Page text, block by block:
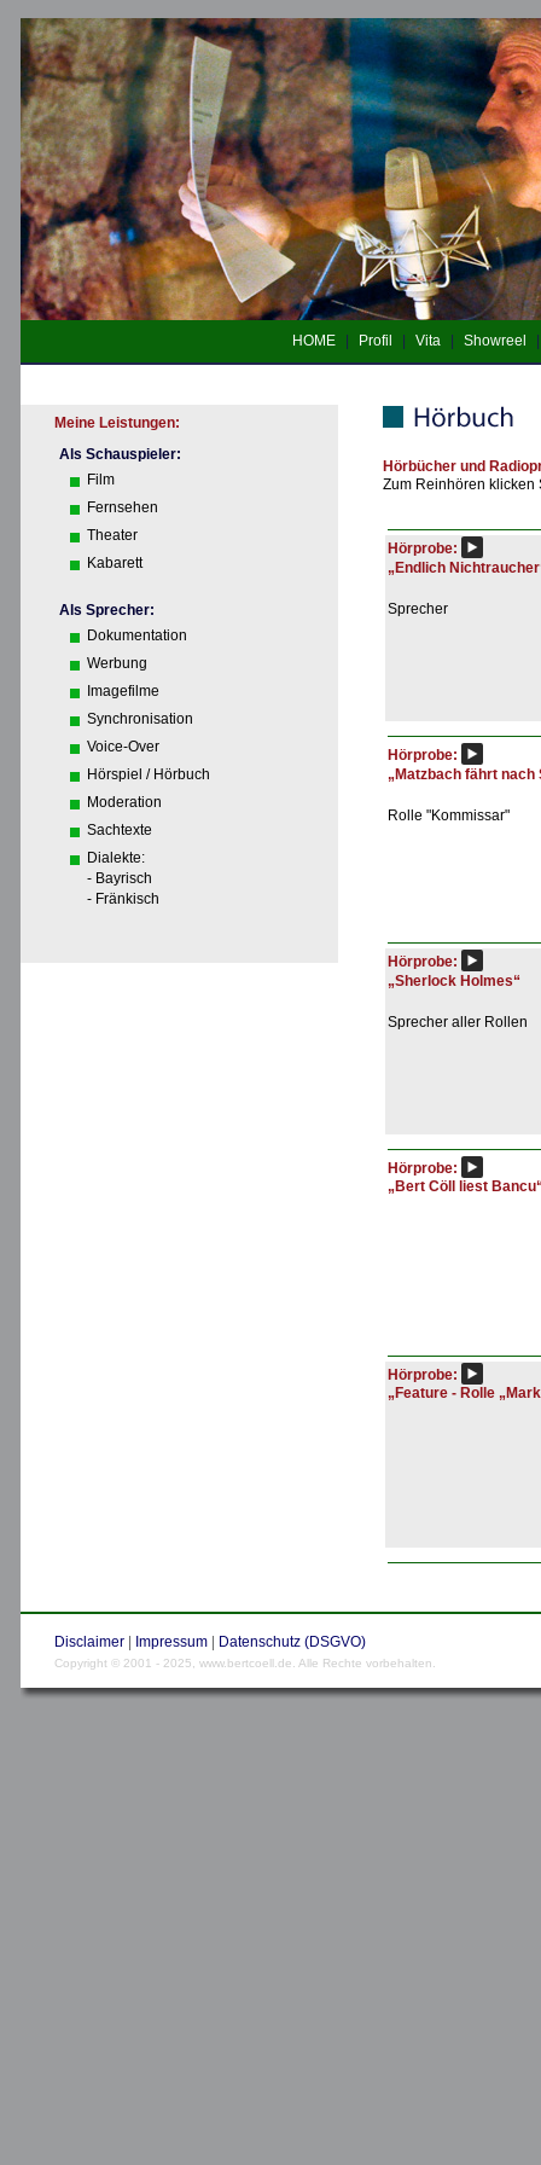
HOME Profil Vita Showreel
Meine Leistungen:
Als Schauspieler:
Film
Fernsehen
Theater
Kabarett
Als Sprecher:
Dokumentation
Werbung
Imagefilme
Synchronisation
Voice-Over
Hörspiel / Hörbuch
Moderation
Sachtexte
Dialekte:
- Bayrisch
- Fränkisch
Hörbücher und
Zum Reinhören klicken
Hörprobe:
„Endlich
Sprecher
Hörprobe:
„Matzbach fährt nach
Rolle "Kommissar"
Hörprobe:
„Sherlock Holmes“
Sprecher aller Rollen
Hörprobe:
„Bert Cöll liest
Hörprobe:
„Feature - Rolle
Disclaimer Impressum Datenschutz (DSGVO)
Copyright © 2001 - 2025, www.bertcoell.de. Alle Rechte vorbehalten.